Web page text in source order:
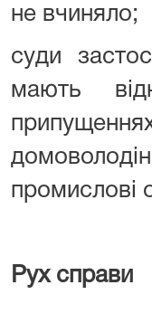
не вчиняло;
суди
мають
промислові
Рух справи